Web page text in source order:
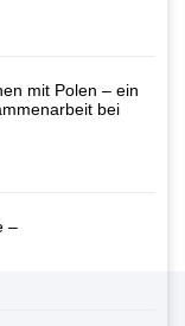
mit Polen – ein
bei
–